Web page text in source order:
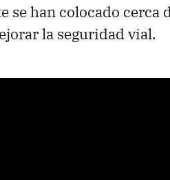
se han colocado cerca
la seguridad vial.